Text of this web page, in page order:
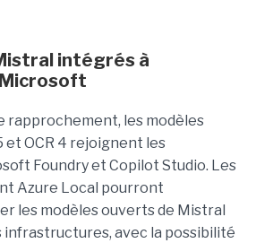
intégrés à
rapprochement, les modèles
et OCR 4 rejoignent les
Foundry et Copilot Studio. Les
Azure Local pourront
les modèles ouverts de Mistral
infrastructures, avec la possibilité